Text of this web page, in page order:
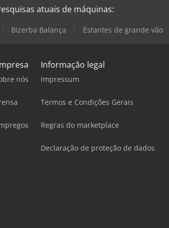
atuais de máquinas:
Bizerba Balança Estantes de grande vão
nós
Informação legal
Impressum
Termos e Condições Gerais
Regras do marketplace
Declaração de proteção de dados